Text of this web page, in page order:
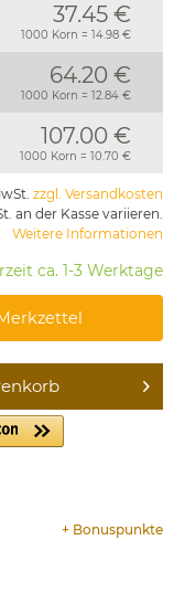
37.45 €
1000 Korn = 14.98 €
64.20 €
1000 Korn = 12.84 €
107.00 €
1000 Korn = 10.70 €
zzgl. Versandkosten
an der Kasse variieren.
Weitere Informationen
ca. 1-3 Werktage
+ Bonuspunkte